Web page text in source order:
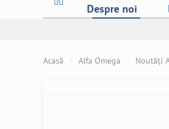
Despre noi
Acasă Alfa Omega Noutăți